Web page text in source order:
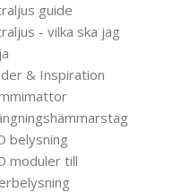
guide
- vilka ska jag
& Inspiration
belysning
moduler till